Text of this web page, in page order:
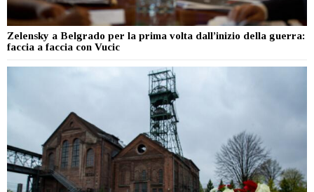
Zelensky a Belgrado per la prima volta dall’inizio della guerra:
faccia a faccia con Vucic